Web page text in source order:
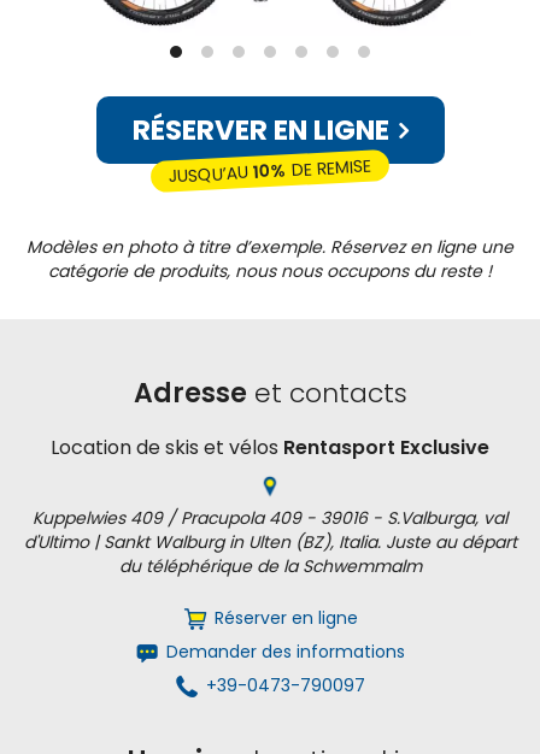
RÉSERVER EN LIGNE
JUSQU’AU10% DE REMISE
Modèles en photo à titre d’exemple. Réservez en ligne une
catégorie de produits, nous nous occupons du reste !
Adresse et contacts
Location de skis et vélos Rentasport Exclusive
Kuppelwies 409 / Pracupola 409 - 39016 - S.Valburga, val
d'Ultimo | Sankt Walburg in Ulten (BZ), Italia. Juste au départ
du téléphérique de la Schwemmalm
Réserver en ligne
Demander des informations
+39-0473-790097